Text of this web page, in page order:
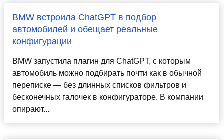
BMW встроила ChatGPT в подбор
автомобилей и обещает реальные
конфигурации
BMW запустила плагин для ChatGPT, с которым
автомобиль можно подбирать почти как в обычной
переписке — без длинных списков фильтров и
бесконечных галочек в конфигураторе. В компании
опирают...